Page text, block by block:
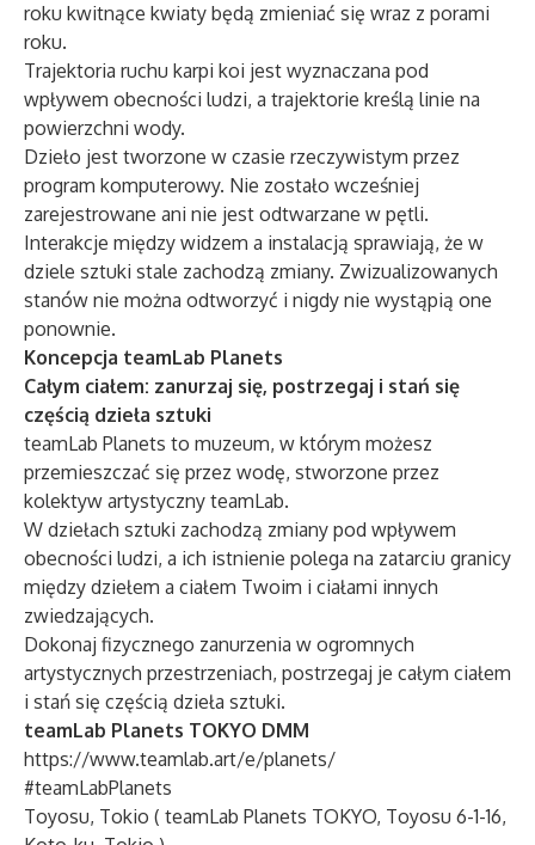
roku kwitnące kwiaty będą zmieniać się wraz z porami
roku.
Trajektoria ruchu karpi koi jest wyznaczana pod
wpływem obecności ludzi, a trajektorie kreślą linie na
powierzchni wody.
Dzieło jest tworzone w czasie rzeczywistym przez
program komputerowy. Nie zostało wcześniej
zarejestrowane ani nie jest odtwarzane w pętli.
Interakcje między widzem a instalacją sprawiają, że w
dziele sztuki stale zachodzą zmiany. Zwizualizowanych
stanów nie można odtworzyć i nigdy nie wystąpią one
ponownie.
Koncepcja teamLab Planets
Całym ciałem: zanurzaj się, postrzegaj i stań się
częścią dzieła sztuki
teamLab Planets to muzeum, w którym możesz
przemieszczać się przez wodę, stworzone przez
kolektyw artystyczny teamLab.
W dziełach sztuki zachodzą zmiany pod wpływem
obecności ludzi, a ich istnienie polega na zatarciu granicy
między dziełem a ciałem Twoim i ciałami innych
zwiedzających.
Dokonaj fizycznego zanurzenia w ogromnych
artystycznych przestrzeniach, postrzegaj je całym ciałem
i stań się częścią dzieła sztuki.
teamLab Planets TOKYO DMM
https://www.teamlab.art/e/planets/
#teamLabPlanets
Toyosu, Tokio ( teamLab Planets TOKYO, Toyosu 6-1-16,